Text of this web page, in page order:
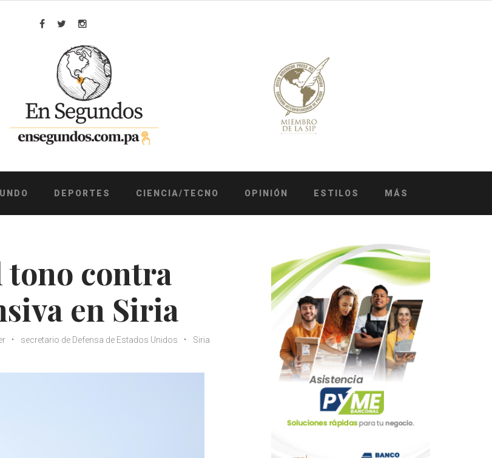
Facebook
TwitterInstagram
DEPORTES CIENCIA/TECNO OPINIÓN ESTILOS MÁS
tono contra
en Siria
secretario de Defensa de Estados Unidos
Siria